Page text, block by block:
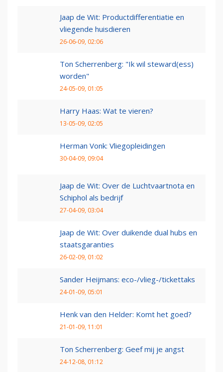
Jaap de Wit: Productdifferentiatie en
vliegende huisdieren
26-06-09, 02:06
Ton Scherrenberg: "Ik wil steward(ess)
worden"
24-05-09, 01:05
Harry Haas: Wat te vieren?
13-05-09, 02:05
Herman Vonk: Vliegopleidingen
30-04-09, 09:04
Jaap de Wit: Over de Luchtvaartnota en
Schiphol als bedrijf
27-04-09, 03:04
Jaap de Wit: Over duikende dual hubs en
staatsgaranties
26-02-09, 01:02
Sander Heijmans: eco-/vlieg-/tickettaks
24-01-09, 05:01
Henk van den Helder: Komt het goed?
21-01-09, 11:01
Ton Scherrenberg: Geef mij je angst
24-12-08, 01:12